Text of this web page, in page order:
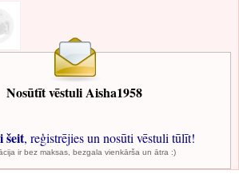
Nosūtīt vēstuli Aisha1958
šeit, reģistrējies un nosūti vēstuli tūlīt!
ir bez maksas, bezgala vienkārša un ātra :)